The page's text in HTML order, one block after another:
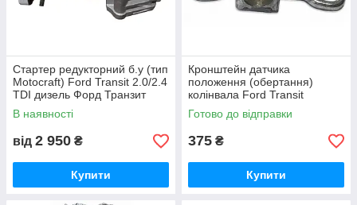
Стартер редукторний б.у (тип
Motocraft) Ford Transit 2.0/2.4
TDI дизель Форд Транзит
2000-2006, YC1U11000AB
В наявності
від 2 950 ₴
Купити
Кронштейн датчика
положення (обертання)
колінвала Ford Transit
2.0/2.2/2.4 TDCI дизель Форд
Транзит 2000-2013,
Готово до відправки
375 ₴
Купити